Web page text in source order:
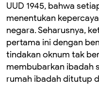
UUD 1945, bahwa
menentukan
negara. Seharusnya,
pertama ini dengan
tindakan oknum tak
membubarkan ibadah
rumah ibadah ditutup